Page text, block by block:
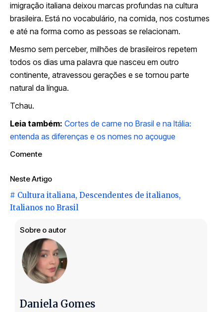
imigração italiana deixou marcas profundas na cultura
brasileira. Está no vocabulário, na comida, nos costumes
e até na forma como as pessoas se relacionam.
Mesmo sem perceber, milhões de brasileiros repetem
todos os dias uma palavra que nasceu em outro
continente, atravessou gerações e se tornou parte
natural da língua.
Tchau.
Leia também: Cortes de carne no Brasil e na Itália:
entenda as diferenças e os nomes no açougue
Comente
Neste Artigo
# Cultura italiana, Descendentes de italianos,
Italianos no Brasil
Sobre o autor
Daniela Gomes